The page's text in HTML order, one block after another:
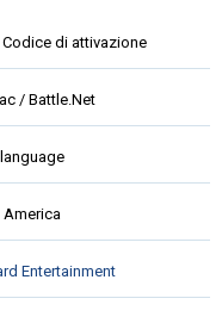
Codice di attivazione
/ Battle.Net
America
Entertainment